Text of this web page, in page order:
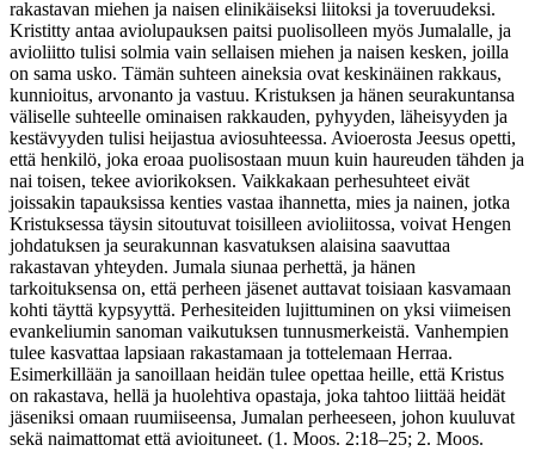
rakastavan miehen ja naisen elinikäiseksi liitoksi ja toveruudeksi.
Kristitty antaa aviolupauksen paitsi puolisolleen myös Jumalalle, ja
avioliitto tulisi solmia vain sellaisen miehen ja naisen kesken, joilla
on sama usko. Tämän suhteen aineksia ovat keskinäinen rakkaus,
kunnioitus, arvonanto ja vastuu. Kristuksen ja hänen seurakuntansa
väliselle suhteelle ominaisen rakkauden, pyhyyden, läheisyyden ja
kestävyyden tulisi heijastua aviosuhteessa. Avioerosta Jeesus opetti,
että henkilö, joka eroaa puolisostaan muun kuin haureuden tähden ja
nai toisen, tekee aviorikoksen. Vaikkakaan perhesuhteet eivät
joissakin tapauksissa kenties vastaa ihannetta, mies ja nainen, jotka
Kristuksessa täysin sitoutuvat toisilleen avioliitossa, voivat Hengen
johdatuksen ja seurakunnan kasvatuksen alaisina saavuttaa
rakastavan yhteyden. Jumala siunaa perhettä, ja hänen
tarkoituksensa on, että perheen jäsenet auttavat toisiaan kasvamaan
kohti täyttä kypsyyttä. Perhesiteiden lujittuminen on yksi viimeisen
evankeliumin sanoman vaikutuksen tunnusmerkeistä. Vanhempien
tulee kasvattaa lapsiaan rakastamaan ja tottelemaan Herraa.
Esimerkillään ja sanoillaan heidän tulee opettaa heille, että Kristus
on rakastava, hellä ja huolehtiva opastaja, joka tahtoo liittää heidät
jäseniksi omaan ruumiiseensa, Jumalan perheeseen, johon kuuluvat
sekä naimattomat että avioituneet. (1. Moos. 2:18–25; 2. Moos.